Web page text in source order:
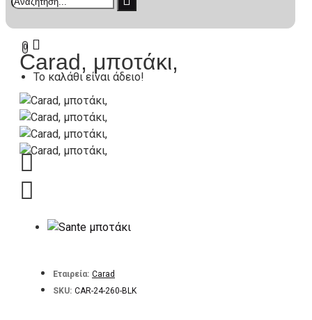
0
Το καλάθι είναι άδειο!
Carad, μποτάκι,
Εταιρεία: Carad
SKU: CAR-24-260-BLK